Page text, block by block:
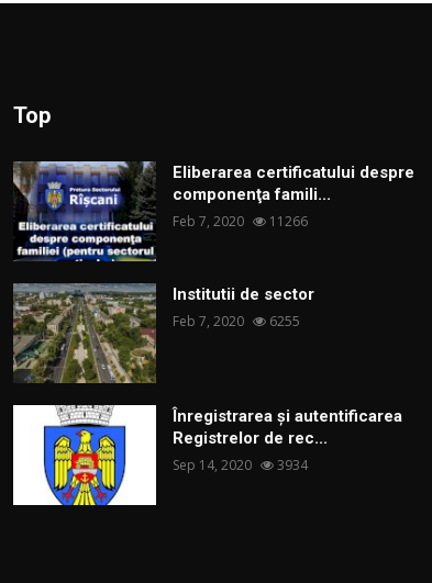
Top
Eliberarea certificatului despre
componenţa famili...
Feb 7, 2020 11266
Institutii de sector
Feb 7, 2020 6255
Înregistrarea și autentificarea
Registrelor de rec...
Sep 14, 2020 3934